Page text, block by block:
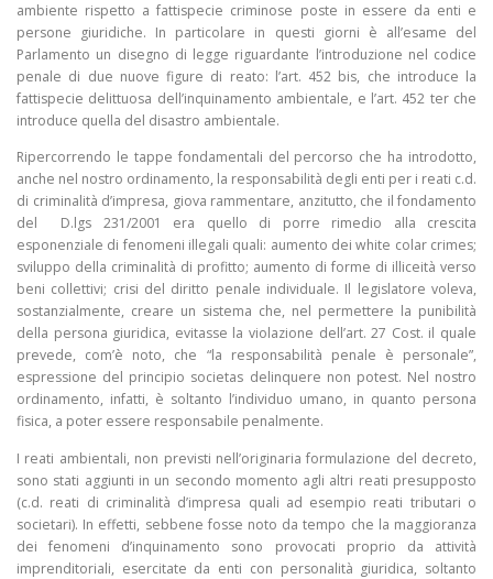
ambiente rispetto a fattispecie criminose poste in essere da enti e
persone giuridiche. In particolare in questi giorni è all’esame del
Parlamento un disegno di legge riguardante l’introduzione nel codice
penale di due nuove figure di reato: l’art. 452 bis, che introduce la
fattispecie delittuosa dell’inquinamento ambientale, e l’art. 452 ter che
introduce quella del disastro ambientale.
Ripercorrendo le tappe fondamentali del percorso che ha introdotto,
anche nel nostro ordinamento, la responsabilità degli enti per i reati c.d.
di criminalità d’impresa, giova rammentare, anzitutto, che il fondamento
del
D.lgs 231/2001 era quello di porre rimedio alla crescita
esponenziale di fenomeni illegali quali: aumento dei white colar crimes;
sviluppo della criminalità di profitto; aumento di forme di illiceità verso
beni collettivi; crisi del diritto penale individuale. Il legislatore voleva,
sostanzialmente, creare un sistema che, nel permettere la punibilità
della persona giuridica, evitasse la violazione dell’art. 27 Cost. il quale
prevede, com’è noto, che “la responsabilità penale è personale”,
espressione del principio societas delinquere non potest. Nel nostro
ordinamento, infatti, è soltanto l’individuo umano, in quanto persona
fisica, a poter essere responsabile penalmente.
I reati ambientali, non previsti nell’originaria formulazione del decreto,
sono stati aggiunti in un secondo momento agli altri reati presupposto
(c.d. reati di criminalità d’impresa quali ad esempio reati tributari o
societari). In effetti, sebbene fosse noto da tempo che la maggioranza
dei fenomeni d’inquinamento sono provocati proprio da attività
imprenditoriali, esercitate da enti con personalità giuridica, soltanto